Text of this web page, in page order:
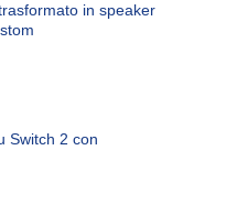
in speaker
Switch 2 con